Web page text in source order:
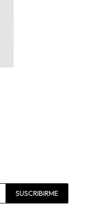
SUSCRIBIRME